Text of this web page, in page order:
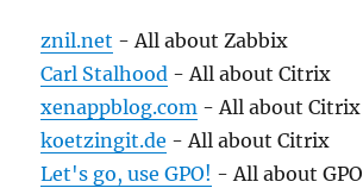
znil.net - All about Zabbix
Carl Stalhood - All about Citrix
xenappblog.com - All about Citrix
koetzingit.de - All about Citrix
Let's go, use GPO! - All about GPO